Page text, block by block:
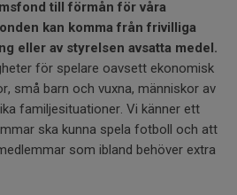
till förmån för våra
kan komma från frivilliga
eller av styrelsen avsatta medel.
för spelare oavsett ekonomisk
små barn och vuxna, människor av
familjesituationer. Vi känner ett
ska kunna spela fotboll och att
som ibland behöver extra